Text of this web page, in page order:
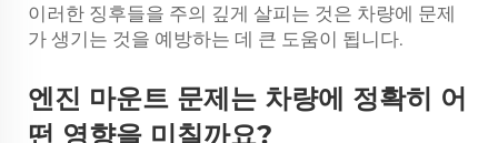
이러한 징후들을 주의 깊게 살피는 것은 차량에 문제
가 생기는 것을 예방하는 데 큰 도움이 됩니다.
엔진 마운트 문제는 차량에 정확히 어
떤 영향을 미칠까요?